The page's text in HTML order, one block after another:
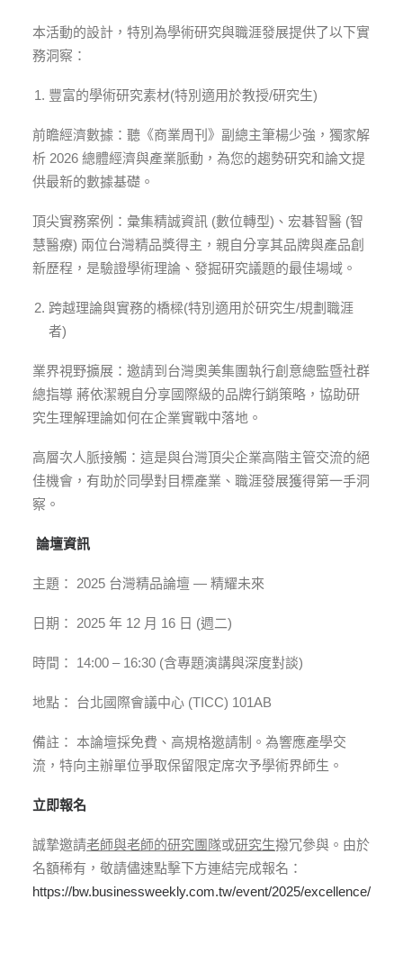
本活動的設計，特別為學術研究與職涯發展提供了以下實
務洞察：
豐富的學術研究素材(特別適用於教授/研究生)
前瞻經濟數據：聽《商業周刊》副總主筆楊少強，獨家解
析 2026 總體經濟與產業脈動，為您的趨勢研究和論文提
供最新的數據基礎。
頂尖實務案例：彙集精誠資訊 (數位轉型)、宏碁智醫 (智
慧醫療) 兩位台灣精品獎得主，親自分享其品牌與產品創
新歷程，是驗證學術理論、發掘研究議題的最佳場域。
跨越理論與實務的橋樑(特別適用於研究生/規劃職涯
者)
業界視野擴展：邀請到台灣奧美集團執行創意總監暨社群
總指導 蔣依潔親自分享國際級的品牌行銷策略，協助研
究生理解理論如何在企業實戰中落地。
高層次人脈接觸：這是與台灣頂尖企業高階主管交流的絕
佳機會，有助於同學對目標產業、職涯發展獲得第一手洞
察。
論壇資訊
主題： 2025 台灣精品論壇 — 精耀未來
日期： 2025 年 12 月 16 日 (週二)
時間： 14:00 – 16:30 (含專題演講與深度對談)
地點： 台北國際會議中心 (TICC) 101AB
備註： 本論壇採免費、高規格邀請制。為響應產學交
流，特向主辦單位爭取保留限定席次予學術界師生。
立即報名
誠摯邀請老師與老師的研究團隊或研究生撥冗參與。由於
名額稀有，敬請儘速點擊下方連結完成報名：
https://bw.businessweekly.com.tw/event/2025/excellence/